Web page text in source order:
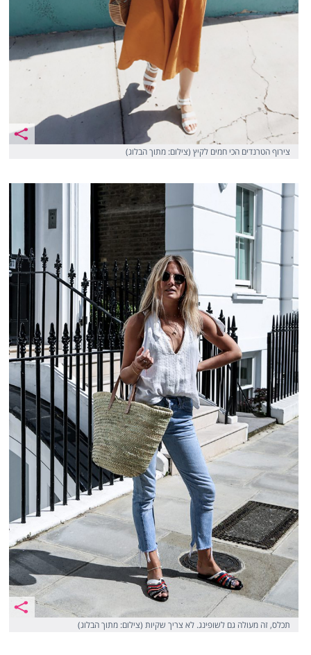
צירוף הטרנדים הכי חמים לקיץ (צילום: מתוך הבלוג)
תכלס, זה מעולה גם לשופינג. לא צריך שקיות (צילום: מתוך הבלוג)